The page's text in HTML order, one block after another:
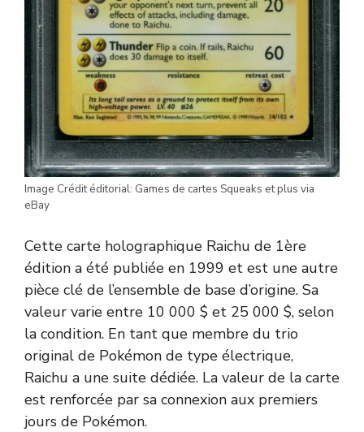
Image Crédit éditorial: Games de cartes Squeaks et plus via
eBay
Cette carte holographique Raichu de 1ère
édition a été publiée en 1999 et est une autre
pièce clé de l’ensemble de base d’origine. Sa
valeur varie entre 10 000 $ et 25 000 $, selon
la condition. En tant que membre du trio
original de Pokémon de type électrique,
Raichu a une suite dédiée. La valeur de la carte
est renforcée par sa connexion aux premiers
jours de Pokémon.